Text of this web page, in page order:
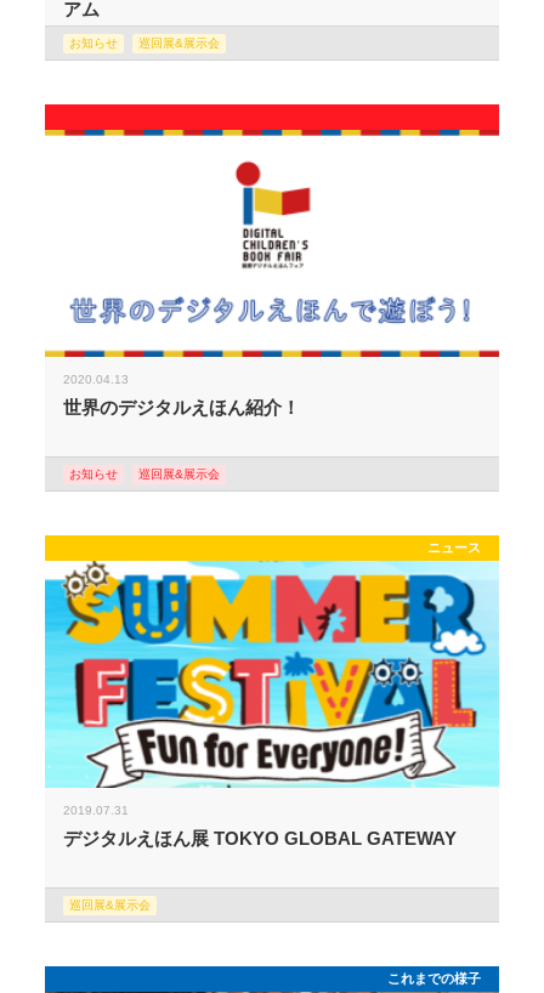
アム
お知らせ 巡回展&展示会
2020.04.13
世界のデジタルえほん紹介！
お知らせ 巡回展&展示会
ニュース
2019.07.31
デジタルえほん展 TOKYO GLOBAL GATEWAY
巡回展&展示会
これまでの様子